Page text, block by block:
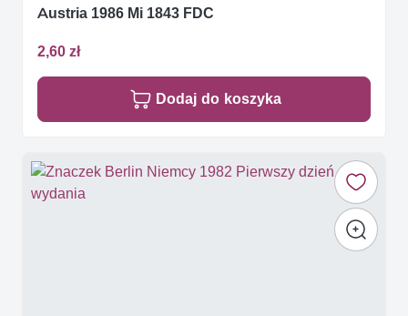
Austria 1986 Mi 1843 FDC
2,60 zł
Dodaj do koszyka